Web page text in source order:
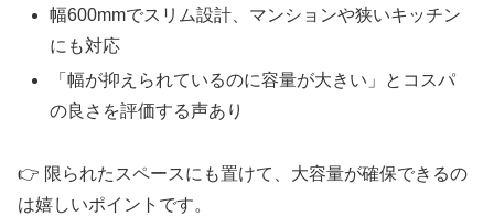
幅600mmでスリム設計、マンションや狭いキッチン
にも対応
「幅が抑えられているのに容量が大きい」とコスパ
の良さを評価する声あり
👉 限られたスペースにも置けて、大容量が確保できるの
は嬉しいポイントです。